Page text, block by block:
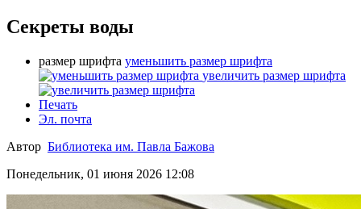
Секреты воды
размер шрифта уменьшить размер шрифта
увеличить размер шрифта
Печать
Эл. почта
Автор Библиотека им. Павла Бажова
Понедельник, 01 июня 2026 12:08